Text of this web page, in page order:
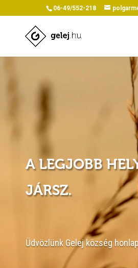
06-49/552-218
A LEGJOBB
JÁRSZ.
Üdvözlünk Gelej község